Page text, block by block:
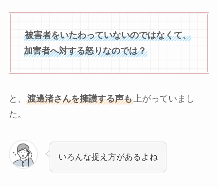
被害者をいたわっていないのではなくて、
加害者へ対する怒りなのでは？
と、 渡邊渚さんを擁護する声も上がっていまし
た。
いろんな捉え方があるよね